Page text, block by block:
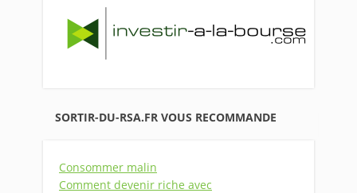
SORTIR-DU-RSA.FR VOUS RECOMMANDE
Consommer malin
Comment devenir riche avec